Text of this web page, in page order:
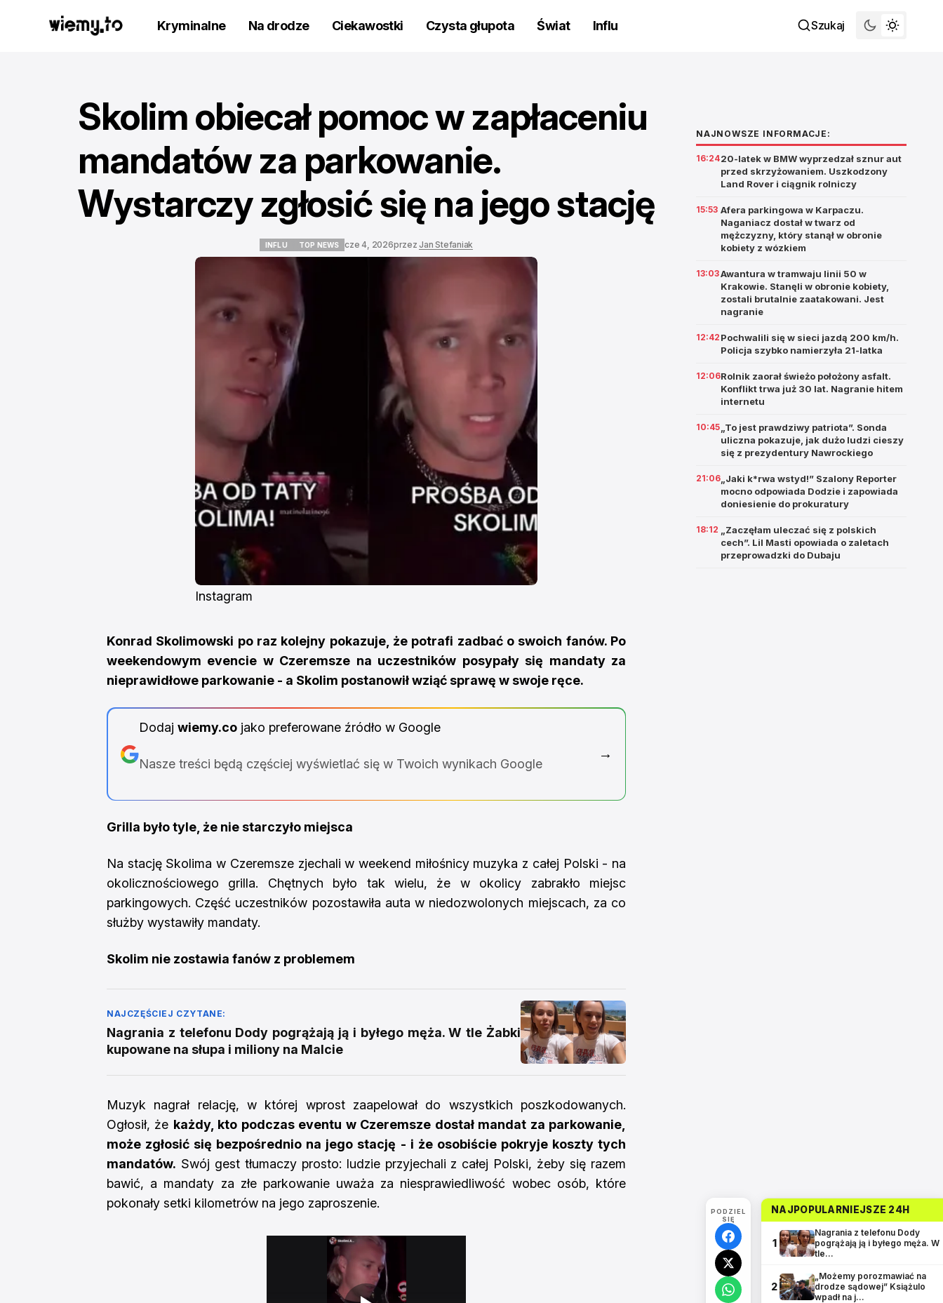
Kryminalne Na drodze Ciekawostki Czysta głupota Świat Influ Szukaj
Skolim obiecał pomoc w zapłaceniu
mandatów za parkowanie.
Wystarczy zgłosić się na jego stację
INFLU TOP NEWS cze 4, 2026przez Jan Stefaniak
Instagram
Konrad Skolimowski po raz kolejny pokazuje, że potrafi zadbać o swoich fanów. Po
weekendowym evencie w Czeremsze na uczestników posypały się mandaty za
nieprawidłowe parkowanie - a Skolim postanowił wziąć sprawę w swoje ręce.
Dodaj wiemy.cojako preferowane źródło w Google
Nasze treści będą częściej wyświetlać się w Twoich wynikach Google
→
Grilla było tyle, że nie starczyło miejsca
Na stację Skolima w Czeremsze zjechali w weekend miłośnicy muzyka z całej Polski - na
okolicznościowego grilla. Chętnych było tak wielu, że w okolicy zabrakło miejsc
parkingowych. Część uczestników pozostawiła auta w niedozwolonych miejscach, za co
służby wystawiły mandaty.
Skolim nie zostawia fanów z problemem
NAJCZĘŚCIEJ CZYTANE:
Nagrania z telefonu Dody pogrążają ją i byłego męża. W tle Żabki
kupowane na słupa i miliony na Malcie
Muzyk nagrał relację, w której wprost zaapelował do wszystkich poszkodowanych.
Ogłosił, że każdy, kto podczas eventu w Czeremsze dostał mandat za parkowanie,
może zgłosić się bezpośrednio na jego stację - i że osobiście pokryje koszty tych
mandatów. Swój gest tłumaczy prosto: ludzie przyjechali z całej Polski, żeby się razem
bawić, a mandaty za złe parkowanie uważa za niesprawiedliwość wobec osób, które
pokonały setki kilometrów na jego zaproszenie.
NAJNOWSZE INFORMACJE:
16:2420-latek w BMW wyprzedzał sznur aut
przed skrzyżowaniem. Uszkodzony
Land Rover i ciągnik rolniczy
15:53 Afera parkingowa w Karpaczu.
Naganiacz dostał w twarz od
mężczyzny, który stanął w obronie
kobiety z wózkiem
13:03Awantura w tramwaju linii 50 w
Krakowie. Stanęli w obronie kobiety,
zostali brutalnie zaatakowani. Jest
nagranie
12:42 Pochwalili się w sieci jazdą 200 km/h.
Policja szybko namierzyła 21-latka
12:06Rolnik zaorał świeżo położony asfalt.
Konflikt trwa już 30 lat. Nagranie hitem
internetu
10:45 „To jest prawdziwy patriota”. Sonda
uliczna pokazuje, jak dużo ludzi cieszy
się z prezydentury Nawrockiego
21:06 „Jaki k*rwa wstyd!” Szalony Reporter
mocno odpowiada Dodzie i zapowiada
doniesienie do prokuratury
18:12
„Zaczęłam uleczać się z polskich
cech”. Lil Masti opowiada o zaletach
przeprowadzki do Dubaju
PODZIEL
SIĘ
NAJPOPULARNIEJSZE 24H
1
Nagrania z telefonu Dody
pogrążają ją i byłego męża. W
tle…
2
„Możemy porozmawiać na
drodze sądowej” Książulo
wpadł na j…